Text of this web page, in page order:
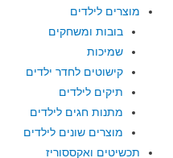
מוצרים לילדים
בובות ומשחקים
שמיכות
קישוטים לחדר ילדים
תיקים לילדים
מתנות חגים לילדים
מוצרים שונים לילדים
תכשיטים ואקססוריז